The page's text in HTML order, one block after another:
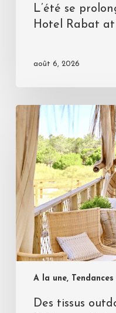
L’été se
Hotel Rabat
août 6, 2026
A la une, Tendances
Des tissus